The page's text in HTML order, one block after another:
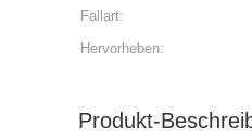
Fallart:
Hervorheben:
Produkt-